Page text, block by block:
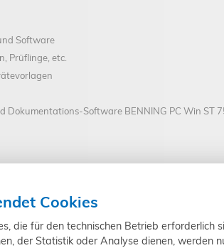
Software
Prüflinge, etc.
Software BENNING PC Win ST
/ Gebäudetechnik, Mechatroniker,
Cookies
die für den technischen Betrieb erforderlich
der Statistik oder Analyse dienen, werden